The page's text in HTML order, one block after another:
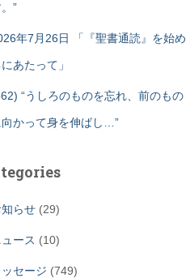
”
年7月26日 「『聖書通読』を始め
あたって」
“うしろのものを忘れ、前のもの
向かって身を伸ばし…”
知らせ(29)
ース (10)
ッセージ (749)